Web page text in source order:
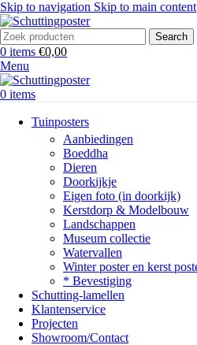
Skip to navigation Skip to main content
Search
0 items €0,00
Menu
0 items
Tuinposters
Aanbiedingen
Boeddha
Dieren
Doorkijkje
Eigen foto (in doorkijk)
Kerstdorp & Modelbouw
Landschappen
Museum collectie
Watervallen
Winter poster en kerst
* Bevestiging
Schutting-lamellen
Klantenservice
Projecten
Showroom/Contact